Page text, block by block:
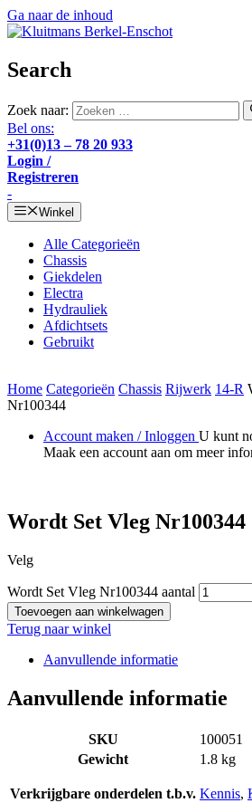
Ga naar de inhoud
Search
Zoek naar:
Bel ons:
+31(0)13 – 78 20 933
Login /
Registreren
-
Winkel
Alle Categorieën
Chassis
Giekdelen
Electra
Hydrauliek
Afdichtsets
Gebruikt
Home Categorieën Chassis Rijwerk 14-R
Nr100344
Account maken / Inloggen U kunt
Maak een account aan om meer
Wordt Set Vleg Nr100344
Velg
Wordt Set Vleg Nr100344 aantal
Toevoegen aan winkelwagen
Terug naar winkel
Aanvullende informatie
Aanvullende informatie
SKU
100051
Gewicht
1.8 kg
Verkrijgbare onderdelen t.b.v. Kennis,